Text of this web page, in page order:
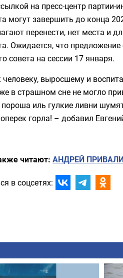
на пресс-центр партии-
могут завершить до конца
перенести, нет места и
Ожидается, что
совета на сессии 17 января.
человеку, выросшему и
в страшном сне не могло
иль гулкие ливни
горла! – добавил
читают: АНДРЕЙ
в соцсетях: